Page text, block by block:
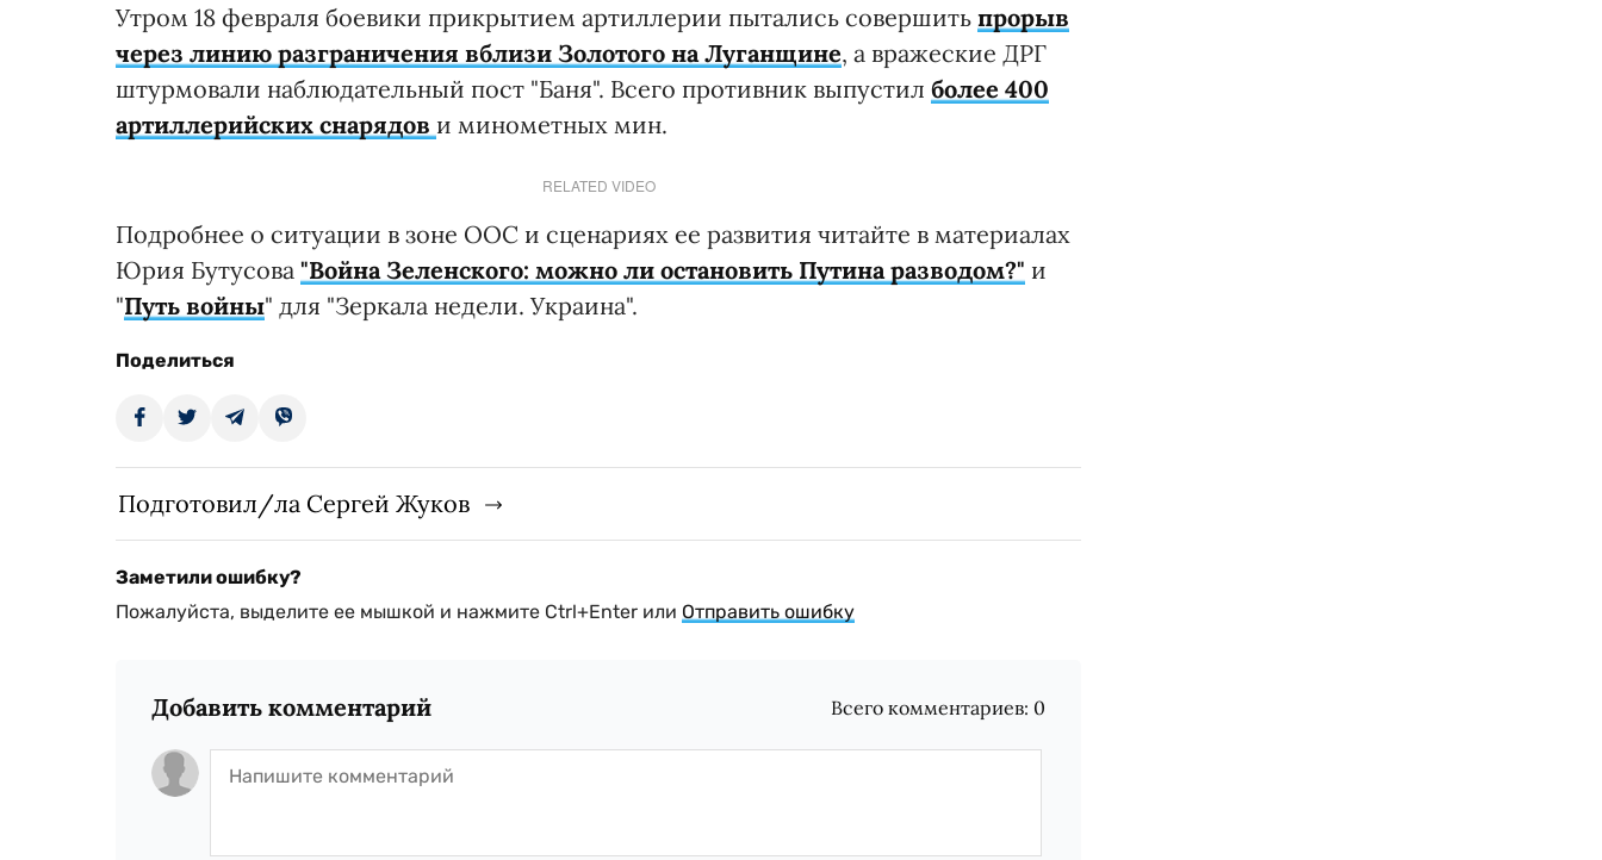
Утром 18 февраля боевики прикрытием артиллерии пытались совершить прорыв
через линию разграничения вблизи Золотого на Луганщине, а вражеские ДРГ
штурмовали наблюдательный пост "Баня". Всего противник выпустил более 400
артиллерийских снарядов и минометных мин.
RELATED VIDEO
Подробнее о ситуации в зоне ООС и сценариях ее развития читайте в материалах
Юрия Бутусова "Война Зеленского: можно ли остановить Путина разводом?" и
"Путь войны" для "Зеркала недели. Украина".
Поделиться
Подготовил/ла Сергей Жуков
Заметили ошибку?
Пожалуйста, выделите ее мышкой и нажмите Ctrl+Enter или Отправить ошибку
Добавить комментарий Всего комментариев: 0